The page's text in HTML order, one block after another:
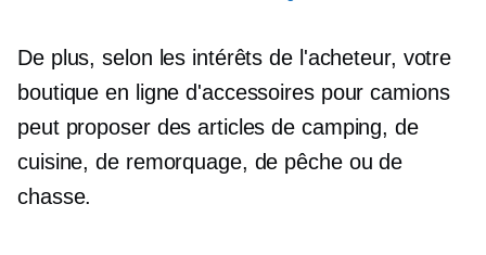
De plus, selon les intérêts de l'acheteur, votre
boutique en ligne d'accessoires pour camions
peut proposer des articles de camping, de
cuisine, de remorquage, de pêche ou de
chasse.